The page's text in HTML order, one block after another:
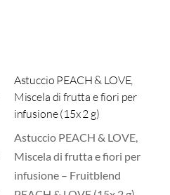
Astuccio PEACH & LOVE,
Miscela di frutta e fiori per
infusione (15x 2 g)
Astuccio PEACH & LOVE,
Miscela di frutta e fiori per
infusione – Fruitblend